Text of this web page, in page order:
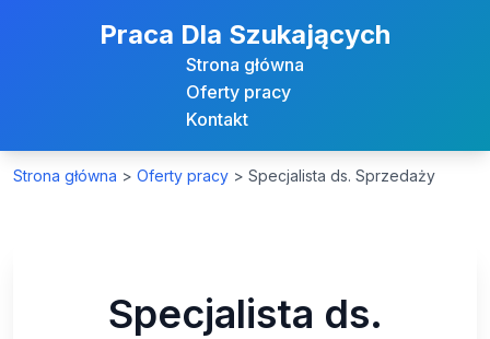
Praca Dla Szukających
Strona główna
Oferty pracy
Kontakt
Strona główna > Oferty pracy > Specjalista ds. Sprzedaży
Specjalista ds.